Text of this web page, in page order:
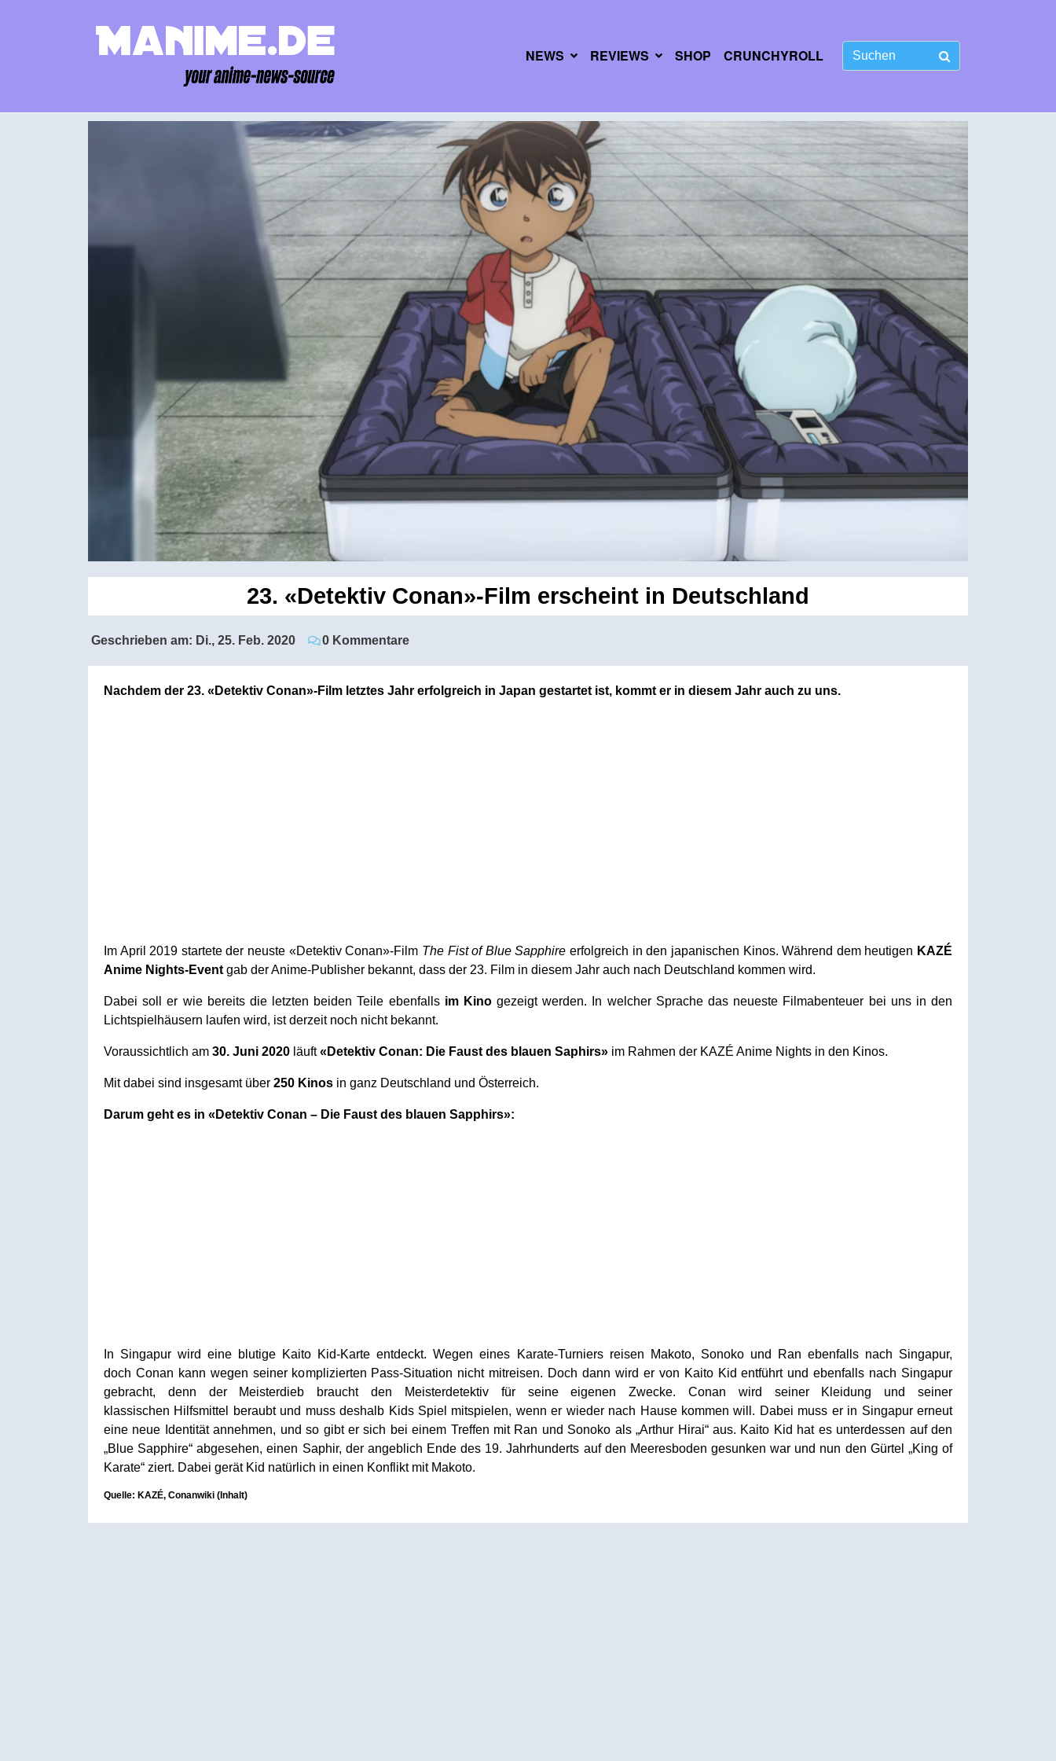
NEWS REVIEWS SHOP CRUNCHYROLL
23. «Detektiv Conan»-Film erscheint in Deutschland
Geschrieben am: Di., 25. Feb. 2020 0 Kommentare
Nachdem der 23. «Detektiv Conan»-Film letztes Jahr erfolgreich in Japan gestartet ist, kommt er in diesem Jahr auch zu uns.
Im April 2019 startete der neuste «Detektiv Conan»-Film The Fist of Blue Sapphire erfolgreich in den japanischen Kinos. Während dem heutigen KAZÉ
Anime Nights-Event gab der Anime-Publisher bekannt, dass der 23. Film in diesem Jahr auch nach Deutschland kommen wird.
Dabei soll er wie bereits die letzten beiden Teile ebenfalls im Kinogezeigt werden. In welcher Sprache das neueste Filmabenteuer bei uns in den
Lichtspielhäusern laufen wird, ist derzeit noch nicht bekannt.
Voraussichtlich am 30. Juni 2020 läuft«Detektiv Conan: Die Faust des blauen Saphirs» im Rahmen der KAZÉ Anime Nights in den Kinos.
Mit dabei sind insgesamt über 250 Kinos in ganz Deutschland und Österreich.
Darum geht es in «Detektiv Conan – Die Faust des blauen Sapphirs»:
In Singapur wird eine blutige Kaito Kid-Karte entdeckt. Wegen eines Karate-Turniers reisen Makoto, Sonoko und Ran ebenfalls nach Singapur,
doch Conan kann wegen seiner komplizierten Pass-Situation nicht mitreisen. Doch dann wird er von Kaito Kid entführt und ebenfalls nach Singapur
gebracht, denn der Meisterdieb braucht den Meisterdetektiv für seine eigenen Zwecke. Conan wird seiner Kleidung und seiner
klassischen Hilfsmittel beraubt und muss deshalb Kids Spiel mitspielen, wenn er wieder nach Hause kommen will. Dabei muss er in Singapur erneut
eine neue Identität annehmen, und so gibt er sich bei einem Treffen mit Ran und Sonoko als „Arthur Hirai“ aus. Kaito Kid hat es unterdessen auf den
„Blue Sapphire“ abgesehen, einen Saphir, der angeblich Ende des 19. Jahrhunderts auf den Meeresboden gesunken war und nun den Gürtel „King of
Karate“ ziert. Dabei gerät Kid natürlich in einen Konflikt mit Makoto.
Quelle: KAZÉ, Conanwiki (Inhalt)